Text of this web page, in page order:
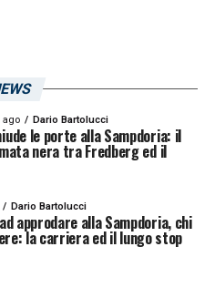
ago Dario Bartolucci
le porte alla Sampdoria: il
nera tra Fredberg ed il
Dario Bartolucci
approdare alla Sampdoria, chi
la carriera ed il lungo stop